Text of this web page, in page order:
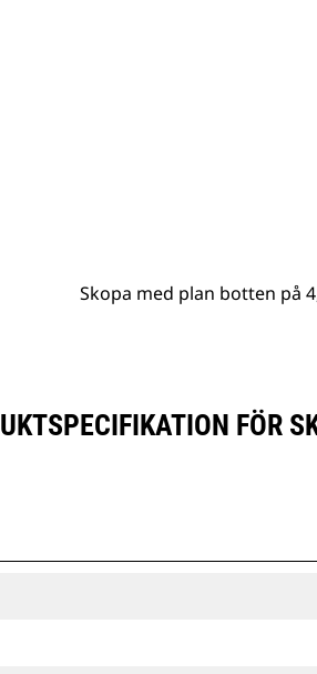
Skopa med plan botten på
FÖR